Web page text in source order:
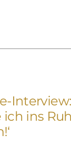
Interview:
ich ins